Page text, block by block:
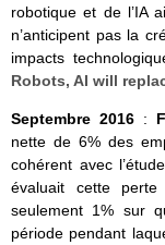
robotique et de l’IA
n’anticipent pas la
impacts
Robots, AI will
Septembre 2016 :
nette de 6% des
cohérent avec
évaluait cette
seulement 1% sur
période pendant